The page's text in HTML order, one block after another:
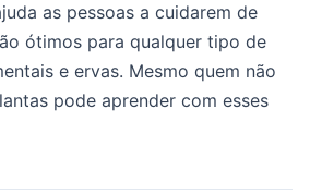
as pessoas a cuidarem de
ótimos para qualquer tipo de
e ervas. Mesmo quem não
pode aprender com esses